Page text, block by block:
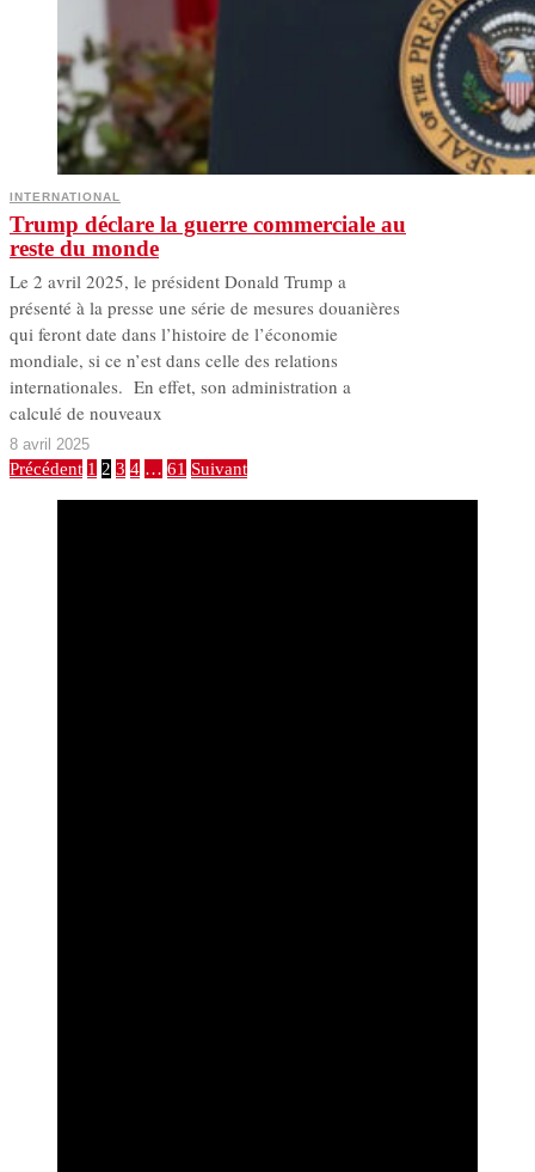
INTERNATIONAL
Trump déclare la guerre commerciale au
reste du monde
Le 2 avril 2025, le président Donald Trump a
présenté à la presse une série de mesures douanières
qui feront date dans l’histoire de l’économie
mondiale, si ce n’est dans celle des relations
internationales. En effet, son administration a
calculé de nouveaux
8 avril 2025
Précédent 1 2 3 4 … 61 Suivant